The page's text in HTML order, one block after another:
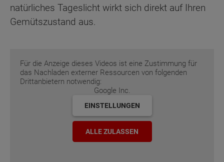
natürliches Tageslicht wirkt sich direkt auf Ihren
Gemütszustand aus.
Für die Anzeige dieses Videos ist eine Zustimmung für
das Nachladen externer Ressourcen von folgenden
Drittanbietern notwendig:
Google Inc.
EINSTELLUNGEN
ALLE ZULASSEN